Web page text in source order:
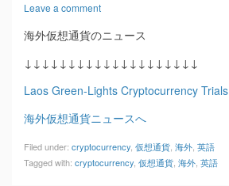
Leave a comment
海外仮想通貨のニュース
↓↓↓↓↓↓↓↓↓↓↓↓↓↓↓↓↓↓↓↓
Laos Green-Lights Cryptocurrency Trials
海外仮想通貨ニュースへ
Filed under: cryptocurrency 仮想通貨 海外 英語
Tagged with: cryptocurrency 仮想通貨 海外 英語